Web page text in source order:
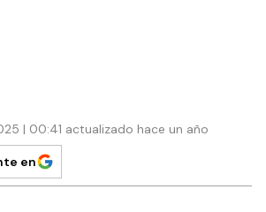
| 00:41 actualizado hace un año
en